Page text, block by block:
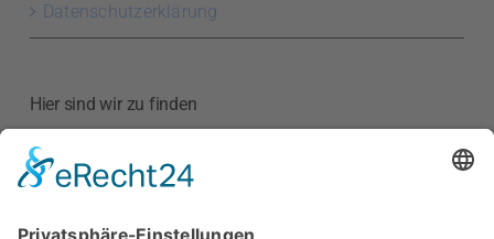
Datenschutzerklärung
Hier sind wir zu finden
Kreishandwerkerschaft